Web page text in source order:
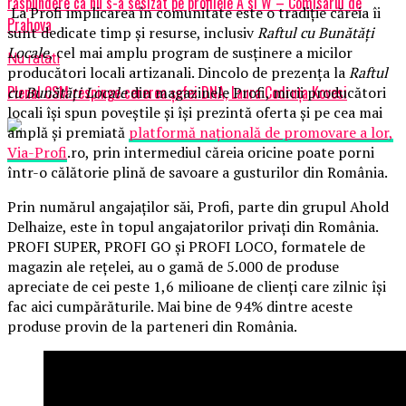
Prahova
Nu ratati
Plenul CSM respinge cererea șefei DNA, Laura Codruța Kovesi
La Profi implicarea în comunitate este o tradiție căreia îi
sunt dedicate timp și resurse, inclusivRaftul cu Bunătăți
Locale, cel mai amplu program de susținere a micilor
producători locali artizanali. Dincolo de prezența laRaftul
cu Bunătăți Localedin magazinele Profi, micii producători
locali își spun poveștile și își prezintă oferta și pe cea mai
amplă și premiată platformă națională de promovare a lor,
Via-Profi.ro, prin intermediul căreia oricine poate porni
într-o călătorie plină de savoare a gusturilor din România.
Prin numărul angajaților săi, Profi, parte din grupul Ahold
Delhaize, este în topul angajatorilor privați din România.
PROFI SUPER, PROFI GO și PROFI LOCO, formatele de
magazin ale rețelei, au o gamă de 5.000 de produse
apreciate de cei peste 1,6 milioane de clienți care zilnic își
fac aici cumpărăturile. Mai bine de 94% dintre aceste
produse provin de la parteneri din România.